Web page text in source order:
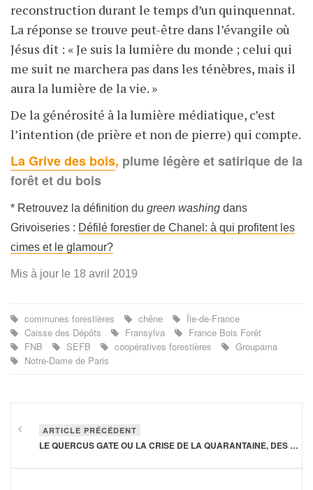
reconstruction durant le temps d’un quinquennat.
La réponse se trouve peut-être dans l’évangile où
Jésus dit : « Je suis la lumière du monde ; celui qui
me suit ne marchera pas dans les ténèbres, mais il
aura la lumière de la vie. »
De la générosité à la lumière médiatique, c’est
l’intention (de prière et non de pierre) qui compte.
La Grive des bois, plume légère et satirique de la
forêt et du bois
* Retrouvez la définition du green washing dans
Grivoiseries : Défilé forestier de Chanel: à qui profitent les
cimes et le glamour?
Mis à jour le 18 avril 2019
communes forestières chêne
Île-de-France
Caisse des Dépôts
Fransylva
France Bois Forêt
FNB
SEFB coopératives forestières
Groupama
Notre-Dame de Paris
ARTICLE PRÉCÉDENT
LE QUERCUS GATE OU LA CRISE DE LA QUARANTAINE, DES RELATIONS TRUMP-MACRON À LA COMMISSION EUROPÉENNE